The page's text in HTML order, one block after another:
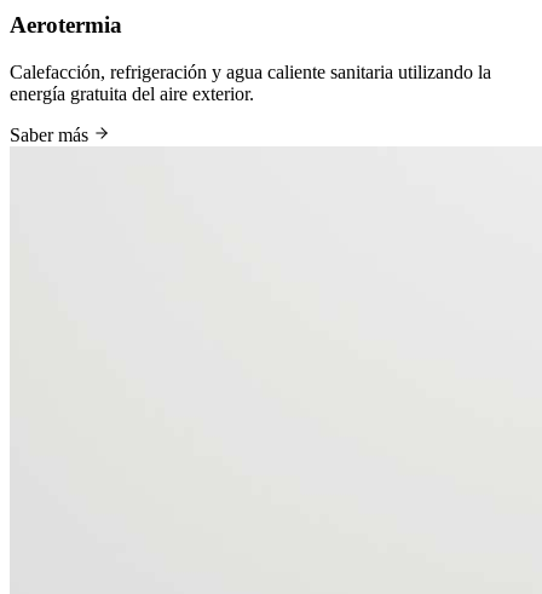
Aerotermia
Calefacción, refrigeración y agua caliente sanitaria utilizando la
energía gratuita del aire exterior.
Saber más